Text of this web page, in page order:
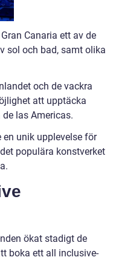
Canaria ett av de
sol och bad, samt olika
och de vackra
att upptäcka
las Americas.
unik upplevelse för
populära konstverket
ökat stadigt de
boka ett all inclusive-